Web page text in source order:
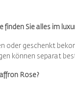
Sie alles im
oder geschenkt
können separat
Rose?